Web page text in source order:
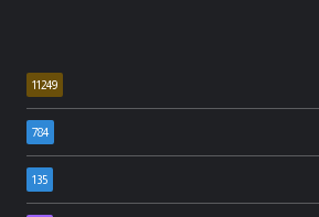
11249
784
135